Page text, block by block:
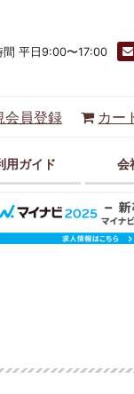
間 平日9:00〜17:00
会員登録 カー
用ガイド 会